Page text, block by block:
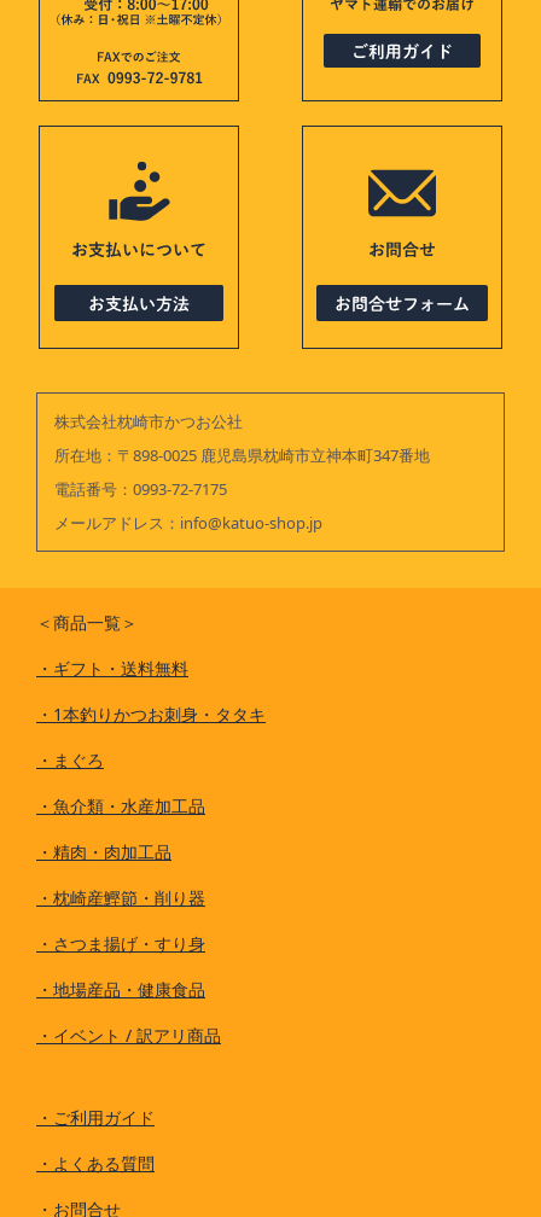
株式会社枕崎市かつお公社
所在地：〒898-0025 鹿児島県枕崎市立神本町347番地
電話番号： 0993-72-7175
メールアドレス： info@katuo-shop.jp
＜商品一覧＞
・ ギフト・送料無料
・ 1本釣りかつお刺身・タタキ
・ まぐろ
・ 魚介類・水産加工品
・ 精肉・肉加工品
・ 枕崎産鰹節・削り器
・ さつま揚げ・すり身
・ 地場産品・健康食品
・ イベント / 訳アリ商品
・ ご利用ガイド
・ よくある質問
・ お問合せ